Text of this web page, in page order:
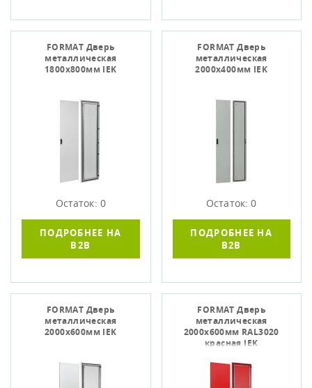
FORMAT Дверь
металлическая
1800х800мм IEK
Остаток: 0
ПОДРОБНЕЕ НА
B2B
FORMAT Дверь
металлическая
2000х400мм IEK
Остаток: 0
ПОДРОБНЕЕ НА
B2B
FORMAT Дверь
металлическая
2000х600мм IEK
FORMAT Дверь
металлическая
2000х600мм RAL3020
красная IEK